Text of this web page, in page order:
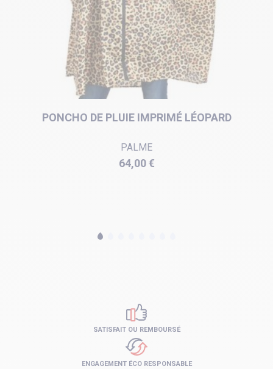
PONCHO DE PLUIE IMPRIMÉ LÉOPARD
PALME
Prix
64,00 €
SATISFAIT OU REMBOURSÉ
ENGAGEMENT ÉCO RESPONSABLE